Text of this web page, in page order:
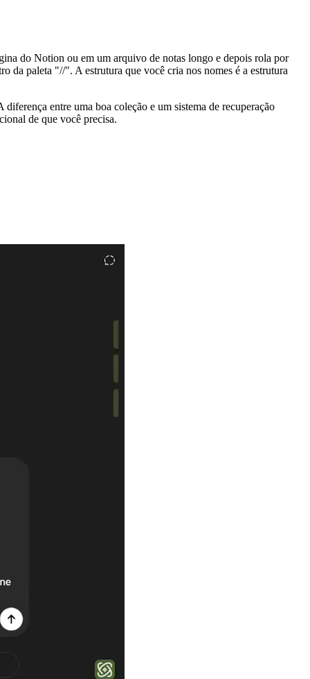
do Notion ou em um arquivo de notas longo e depois rola por
da paleta "//". A estrutura que você cria nos nomes é a estrutura
entre uma boa coleção e um sistema de recuperação
de que você precisa.